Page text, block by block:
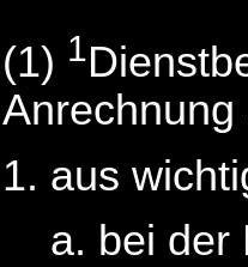
(1) 1
aus
bei der